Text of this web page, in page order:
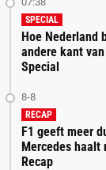
SPECIAL
Hoe Nederland
andere kant
Special
8-8
RECAP
F1 geeft meer
Mercedes haalt
Recap